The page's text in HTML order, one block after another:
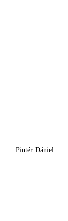
Pintér Dániel